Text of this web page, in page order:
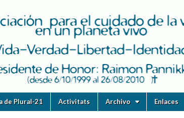
de Plural-21 Activitats Archivo Enlaces